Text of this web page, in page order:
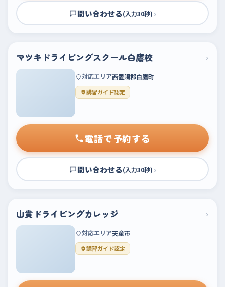
問い合わせる(入力30秒) ›
マツキドライビングスクール白鷹校 ›
対応エリア西置賜郡白鷹町
講習ガイド認定
電話で予約する
問い合わせる(入力30秒) ›
山貴ドライビングカレッジ ›
対応エリア天童市
講習ガイド認定